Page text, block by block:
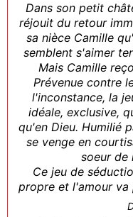
Dans son petit
réjouit du retour
sa nièce Camille
semblent s'aimer
Mais Camille
Prévenue contre
l'inconstance, la
idéale, exclusive,
qu'en Dieu. Humilié
se venge en
soeur de
Ce jeu de
propre et l'amour va